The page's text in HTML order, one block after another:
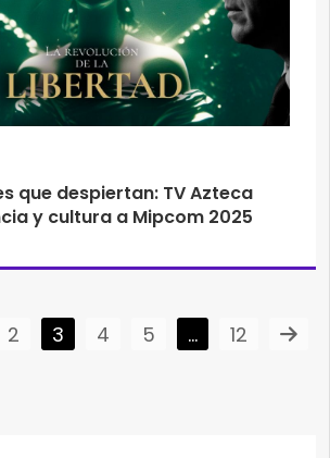
que despiertan: TV Azteca
y cultura a Mipcom 2025
2 3 4 5 … 12